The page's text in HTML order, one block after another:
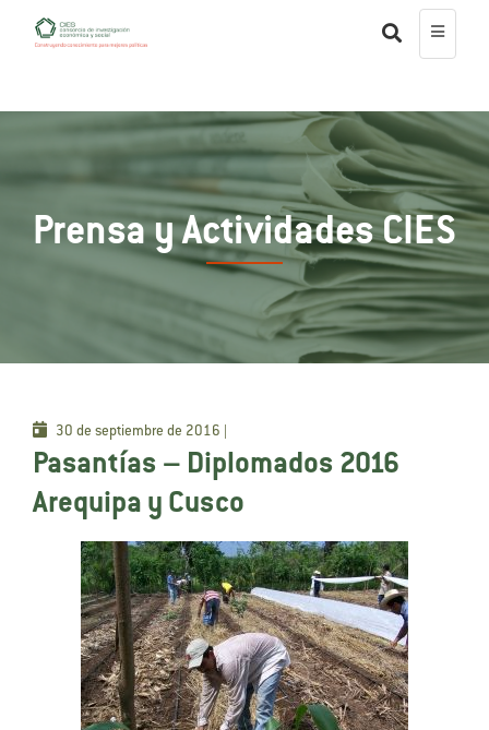
Prensa y Actividades CIES
30 de septiembre de 2016 |
Pasantías – Diplomados 2016
Arequipa y Cusco